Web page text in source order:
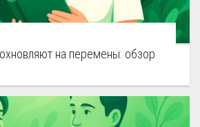
на перемены: обзор